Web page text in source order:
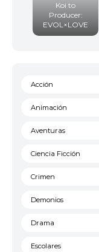
Koi to
Producer:
EVOL×LOVE
Acción
Animación
Aventuras
Ciencia Ficción
Crimen
Demonios
Drama
Escolares